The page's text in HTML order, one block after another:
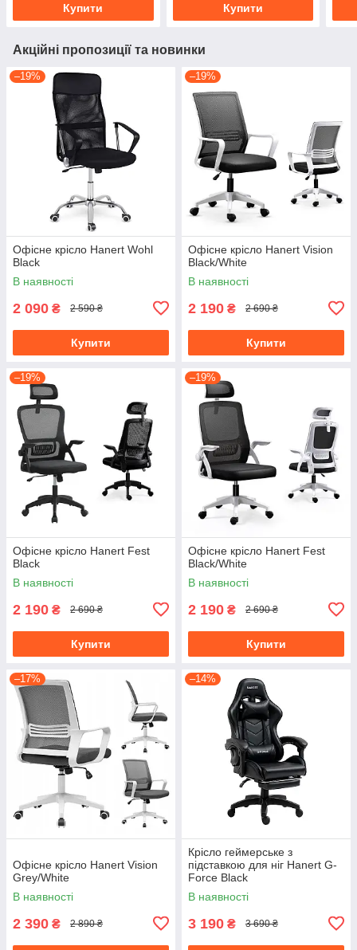
Купити Купити
Акційні пропозиції та новинки
–19%
Офісне крісло Hanert Wohl
Black
В наявності
2 090 ₴ 2 590 ₴
Купити
–19%
Офісне крісло Hanert Vision
Black/White
В наявності
2 190 ₴ 2 690 ₴
Купити
–19%
Офісне крісло Hanert Fest
Black
В наявності
2 190 ₴ 2 690 ₴
Купити
–19%
Офісне крісло Hanert Fest
Black/White
В наявності
2 190 ₴ 2 690 ₴
Купити
–17%
Офісне крісло Hanert Vision
Grey/White
В наявності
2 390 ₴ 2 890 ₴
–14%
Крісло геймерське з
підставкою для ніг Hanert G-
Force Black
В наявності
3 190 ₴ 3 690 ₴